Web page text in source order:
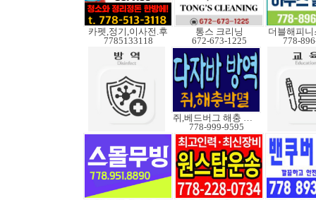
카펫,정기,이사전.후
7785133118
통스 크리닝
672-673-1225
더블해피
778-
쥐,베드버그 해충 박멸
778-999-9595